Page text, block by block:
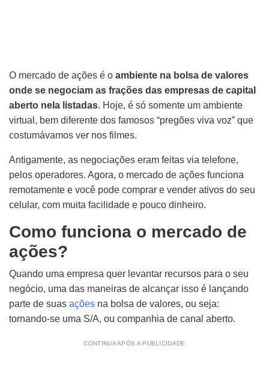
O mercado de ações é o ambiente na bolsa de valores
onde se negociam as frações das empresas de capital
aberto nela listadas. Hoje, é só somente um ambiente
virtual, bem diferente dos famosos “pregões viva voz” que
costumávamos ver nos filmes.
Antigamente, as negociações eram feitas via telefone,
pelos operadores. Agora, o mercado de ações funciona
remotamente e você pode comprar e vender ativos do seu
celular, com muita facilidade e pouco dinheiro.
Como funciona o mercado de
ações?
Quando uma empresa quer levantar recursos para o seu
negócio, uma das maneiras de alcançar isso é lançando
parte de suas ações na bolsa de valores, ou seja:
tornando-se uma S/A, ou companhia de canal aberto.
CONTINUA APÓS A PUBLICIDADE